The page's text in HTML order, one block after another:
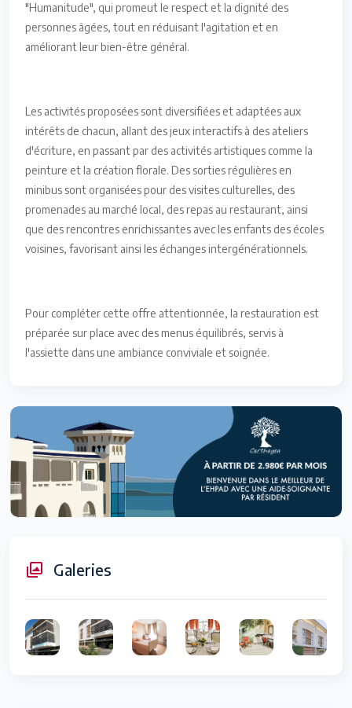
"Humanitude", qui promeut le respect et la dignité des
personnes âgées, tout en réduisant l'agitation et en
améliorant leur bien-être général.
Les activités proposées sont diversifiées et adaptées aux
intérêts de chacun, allant des jeux interactifs à des ateliers
d'écriture, en passant par des activités artistiques comme la
peinture et la création florale. Des sorties régulières en
minibus sont organisées pour des visites culturelles, des
promenades au marché local, des repas au restaurant, ainsi
que des rencontres enrichissantes avec les enfants des écoles
voisines, favorisant ainsi les échanges intergénérationnels.
Pour compléter cette offre attentionnée, la restauration est
préparée sur place avec des menus équilibrés, servis à
l'assiette dans une ambiance conviviale et soignée.
Galeries